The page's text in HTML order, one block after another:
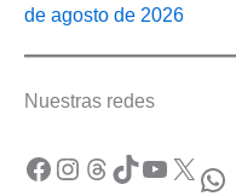
de agosto de 2026
Nuestras redes
Facebook Instagram Threads TikTok YouTube X WhatsApp